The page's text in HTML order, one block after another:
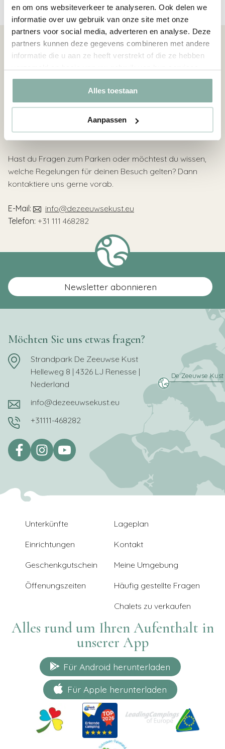
en om ons websiteverkeer te analyseren. Ook delen we
informatie over uw gebruik van onze site met onze
partners voor social media, adverteren en analyse. Deze
partners kunnen deze gegevens combineren met andere
informatie die u aan ze heeft verstrekt of die ze hebben
Alles toestaan
Aanpassen
Gut zu wissen
oder während der Ferien? Dann empfehlen wir,
rechtzeitig loszufahren, damit du entspannt einen
Parkplatz findest und deinen Besuch sofort genießen
kannst.
Hast du Fragen zum Parken oder möchtest du wissen,
welche Regelungen für deinen Besuch gelten? Dann
kontaktiere uns gerne vorab.
E-Mail:
info@dezeeuwsekust.eu
Telefon: +31 111 468282
Newsletter abonnieren
Möchten Sie uns etwas fragen?
Strandpark De Zeeuwse Kust
Helleweg 8 | 4326 LJ Renesse |
Nederland
info@dezeeuwsekust.eu
+31111-468282
Unterkünfte
Einrichtungen
Geschenkgutschein
Öffenungszeiten
Lageplan
Kontakt
Meine Umgebung
Häufig gestellte Fragen
Chalets zu verkaufen
Alles rund um Ihren Aufenthalt in
unserer App
Für Android herunterladen
Für Apple herunterladen